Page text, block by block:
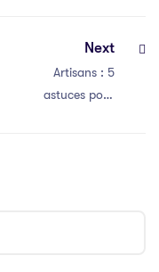
Next
Artisans : 5
astuces pour